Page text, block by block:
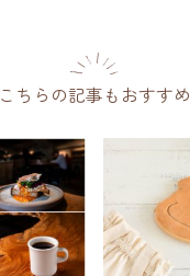
こちらの記事もおすすめ